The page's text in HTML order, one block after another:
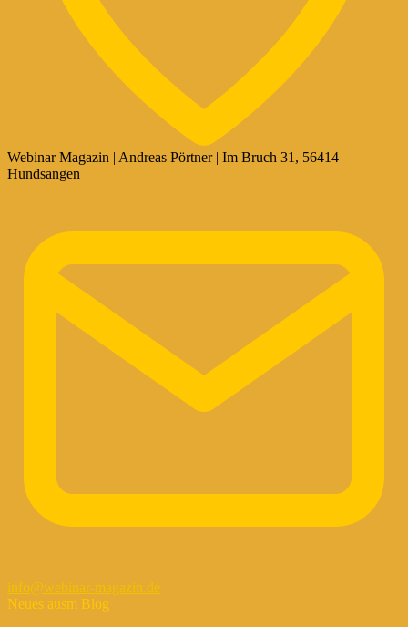
Webinar Magazin | Andreas Pörtner | Im Bruch 31, 56414
Hundsangen
info@webinar-magazin.de
Neues ausm Blog